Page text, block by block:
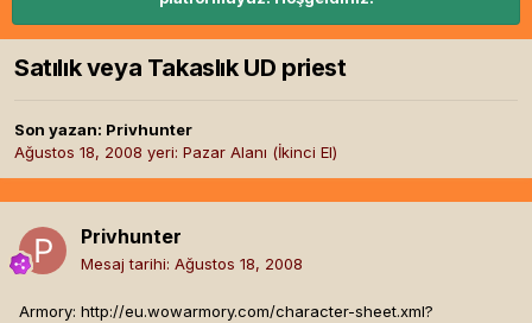
Satılık veya Takaslık UD priest
Son yazan: Privhunter
Ağustos 18, 2008 yeri: Pazar Alanı (İkinci El)
Privhunter
Mesaj tarihi: Ağustos 18, 2008
Armory: http://eu.wowarmory.com/character-sheet.xml?